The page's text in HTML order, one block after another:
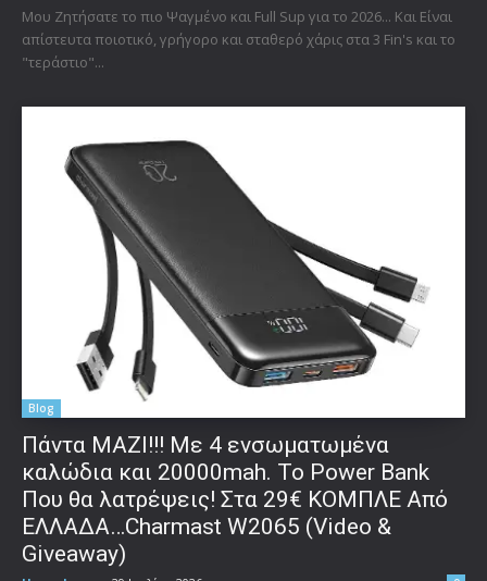
Μου Ζητήσατε το πιο Ψαγμένο και Full Sup για το 2026... Και Είναι
απίστευτα ποιοτικό, γρήγορο και σταθερό χάρις στα 3 Fin's και το
"τεράστιο"...
Blog
Πάντα ΜΑΖΙ!!! Με 4 ενσωματωμένα
καλώδια και 20000mah. Το Power Bank
Που θα λατρέψεις! Στα 29€ ΚΟΜΠΛΕ Από
ΕΛΛΑΔΑ…Charmast W2065 (Video &
Giveaway)